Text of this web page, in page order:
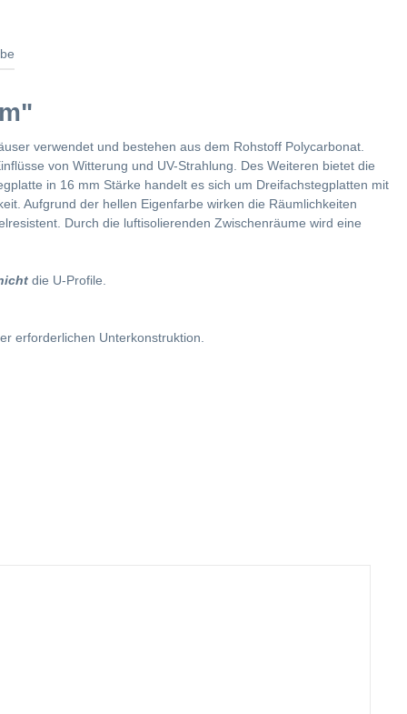
verwendet und bestehen aus dem Rohstoff Polycarbonat.
von Witterung und UV-Strahlung. Des Weiteren bietet die
in 16 mm Stärke handelt es sich um Dreifachstegplatten mit
Aufgrund der hellen Eigenfarbe wirken die Räumlichkeiten
Durch die luftisolierenden Zwischenräume wird eine
die U-Profile.
erforderlichen Unterkonstruktion.